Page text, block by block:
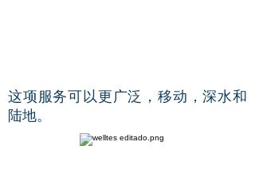
这项服务可以更广泛，移动，深水和
陆地。